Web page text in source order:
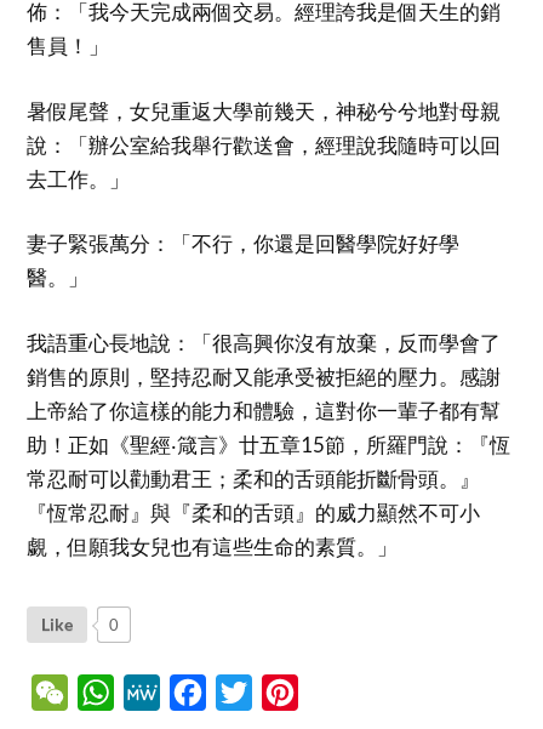
佈：「我今天完成兩個交易。經理誇我是個天生的銷
售員！」
暑假尾聲，女兒重返大學前幾天，神秘兮兮地對母親
說：「辦公室給我舉行歡送會，經理說我隨時可以回
去工作。」
妻子緊張萬分：「不行，你還是回醫學院好好學
醫。」
我語重心長地說：「很高興你沒有放棄，反而學會了
銷售的原則，堅持忍耐又能承受被拒絕的壓力。感謝
上帝給了你這樣的能力和體驗，這對你一輩子都有幫
助！正如《聖經‧箴言》廿五章15節，所羅門說：『恆
常忍耐可以勸動君王；柔和的舌頭能折斷骨頭。』
『恆常忍耐』與『柔和的舌頭』的威力顯然不可小
覷，但願我女兒也有這些生命的素質。」
Like 0
WeChatWhatsApp
MeWe Facebook
Twitter